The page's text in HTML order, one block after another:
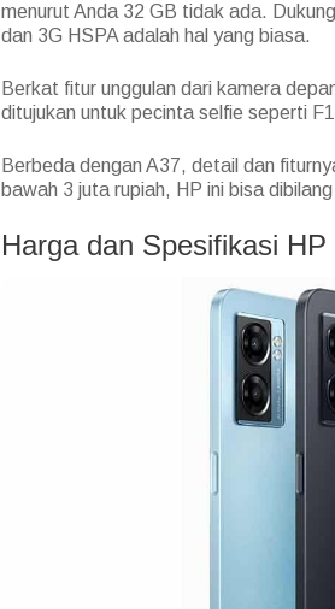
menurut Anda 32 GB tidak ada.
dan 3G HSPA adalah hal yang biasa.
Berkat fitur unggulan dari kamera
ditujukan untuk pecinta selfie seperti
Berbeda dengan A37, detail dan
bawah 3 juta rupiah, HP ini bisa
Harga dan Spesifikasi